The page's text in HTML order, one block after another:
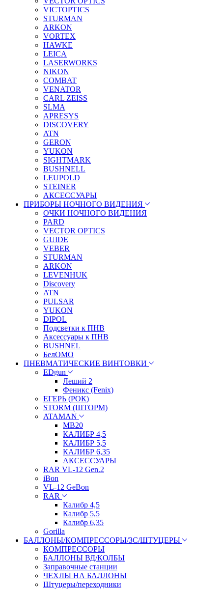
VICTOPTICS
STURMAN
ARKON
VORTEX
HAWKE
LEICA
LASERWORKS
NIKON
COMBAT
VENATOR
CARL ZEISS
SLMA
APRESYS
DISCOVERY
ATN
GERON
YUKON
SIGHTMARK
BUSHNELL
LEUPOLD
STEINER
АКСЕССУАРЫ
ПРИБОРЫ НОЧНОГО ВИДЕНИЯ
ОЧКИ НОЧНОГО ВИДЕНИЯ
PARD
VECTOR OPTICS
GUIDE
VEBER
STURMAN
ARKON
LEVENHUK
Discovery
ATN
PULSAR
YUKON
DIPOL
Подсветки к ПНВ
Аксессуары к ПНВ
BUSHNEL
БелОМО
ПНЕВМАТИЧЕСКИЕ ВИНТОВКИ
EDgun
Леший 2
Феникс (Fenix)
ЕГЕРЬ (РОК)
STORM (ШТОРМ)
ATAMAN
МВ20
КАЛИБР 4,5
КАЛИБР 5,5
КАЛИБР 6,35
АКСЕССУАРЫ
RAR VL-12 Gen.2
iBon
VL-12 GeBon
RAR
Калибр 4,5
Калибр 5,5
Калибр 6,35
Gorilla
БАЛЛОНЫ/КОМПРЕССОРЫ/ЗС/ШТУЦЕРЫ
КОМПРЕССОРЫ
БАЛЛОНЫ ВД/КОЛБЫ
Заправочные станции
ЧЕХЛЫ НА БАЛЛОНЫ
Штуцеры/переходники